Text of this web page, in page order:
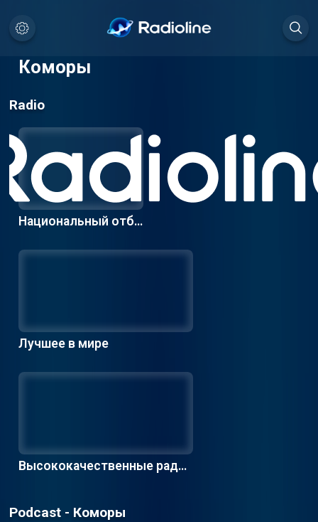
Коморы
Radio
Национальный отбо
Лучшее в мире
Высококачественные радио
Podcast - Коморы